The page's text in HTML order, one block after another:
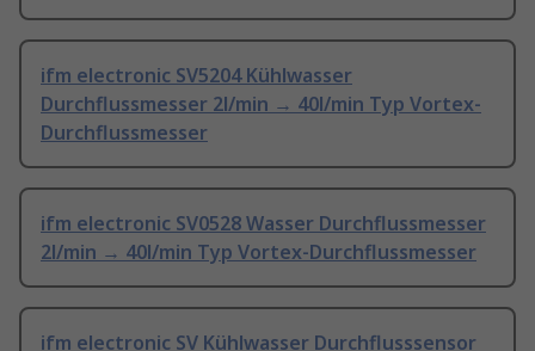
ifm electronic SV5204 Kühlwasser
Durchflussmesser 2l/min → 40l/min Typ Vortex-
Durchflussmesser
ifm electronic SV0528 Wasser Durchflussmesser
2l/min → 40l/min Typ Vortex-Durchflussmesser
ifm electronic SV Kühlwasser Durchflusssensor